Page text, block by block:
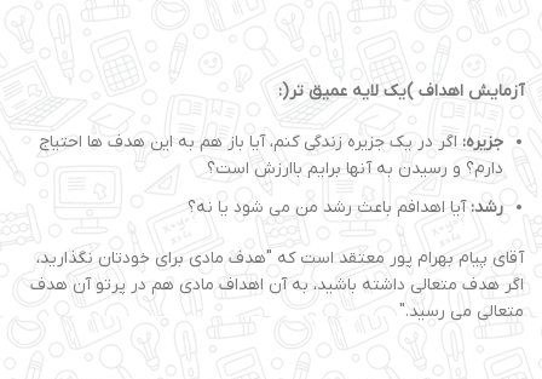
آزمایش اهداف )یک لایه عمیق تر(:
جزیره: اگر در یک جزیره زندگی کنم، آیا باز هم به این هدف ها احتیاج
دارم؟ و رسیدن به آنها برایم باارزش است؟
رشد:آیا اهدافم باعث رشد من می شود یا نه؟
آقای پیام بهرام پور معتقد است که "هدف مادی برای خودتان نگذارید،
اگر هدف متعالی داشته باشید، به آن اهداف مادی هم در پرتو آن هدف
متعالی می رسید."